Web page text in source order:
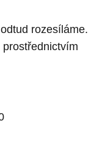
rozesíláme.